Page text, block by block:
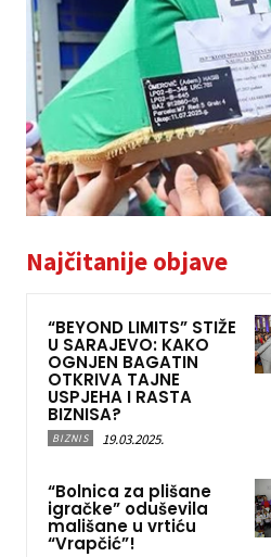
Najčitanije objave
“BEYOND LIMITS” STIŽE
U SARAJEVO: KAKO
OGNJEN BAGATIN
OTKRIVA TAJNE
USPJEHA I RASTA
BIZNISA?
BIZNIS 19.03.2025.
“Bolnica za plišane
igračke” oduševila
mališane u vrtiću
“Vrapčić”!